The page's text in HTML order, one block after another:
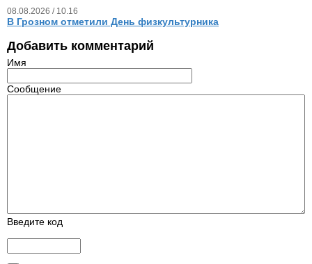
08.08.2026 / 10.16
В Грозном отметили День физкультурника
Добавить комментарий
Имя
Сообщение
Введите код